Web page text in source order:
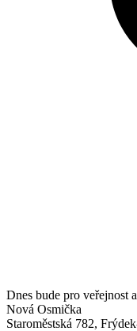
Dnes bude pro veřejnost
Nová Osmička
Staroměstská 782,